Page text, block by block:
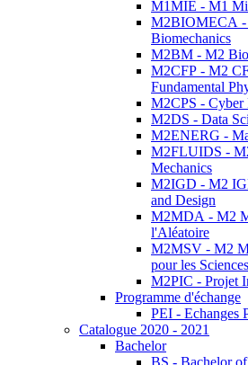
M1MIE - M1
M2BIOMECA -
Biomechanics
M2BM - M2
M2CFP - M2
Fundamental
M2CPS - Cyber
M2DS - Data
M2ENERG -
M2FLUIDS -
Mechanics
M2IGD - M2
and Design
M2MDA - M2
l'Aléatoire
M2MSV - M2
pour les
M2PIC - Projet
Programme d'échange
PEI - Echanges
Catalogue 2020 - 2021
Bachelor
BS - Bachelor